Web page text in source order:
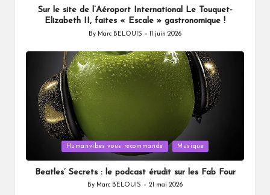
Sur le site de l’Aéroport International Le Touquet-
Elizabeth II, faites « Escale » gastronomique !
Posted
By Marc BELOUIS 11 juin 2026
in
Humanvibes vous recommande Musique
Beatles’ Secrets : le podcast érudit sur les Fab Four
Posted
By Marc BELOUIS 21 mai 2026